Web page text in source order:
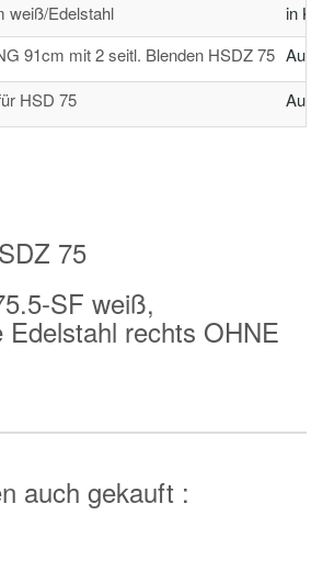
weiß/Edelstahl
in
91cm mit 2 seitl. Blenden HSDZ 75 Auf
HSD 75
Auf
75
SF weiß,
Edelstahl rechts OHNE
auch gekauft :